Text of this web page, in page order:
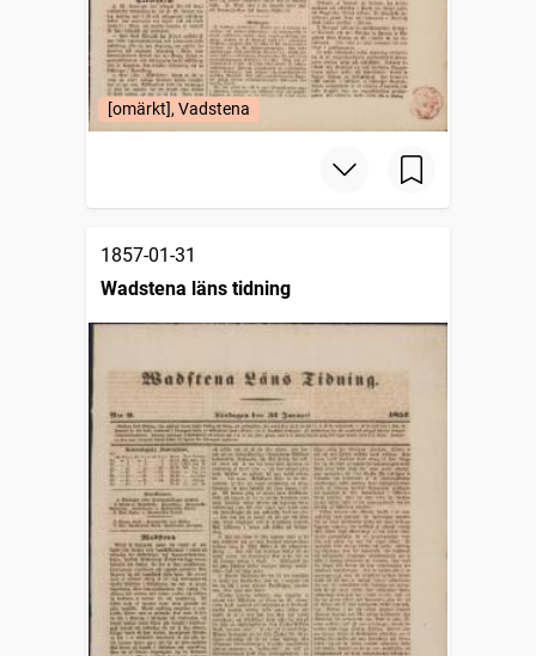
[omärkt], Vadstena
1857-01-31
Wadstena läns tidning